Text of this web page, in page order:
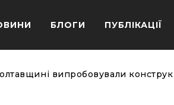
БЛОГИ ПУБЛІКАЦІЇ
випробовували